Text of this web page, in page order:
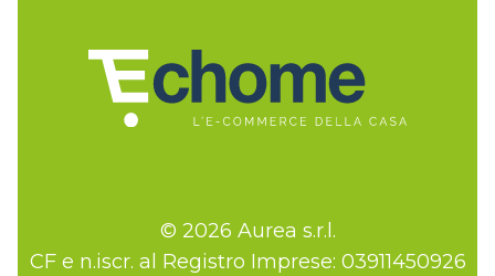
© 2026 Aurea s.r.l.
CF e n.iscr. al Registro Imprese: 03911450926